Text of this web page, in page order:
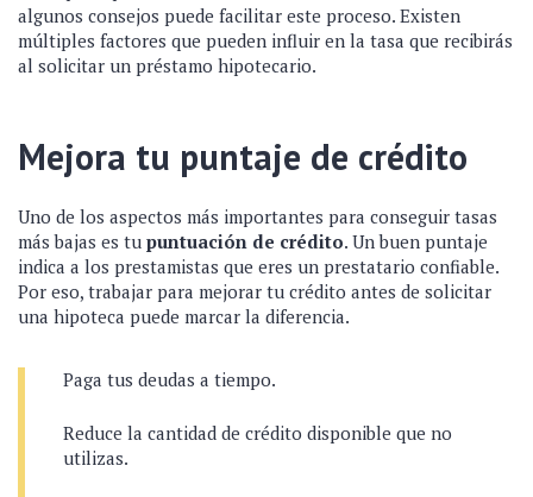
algunos consejos puede facilitar este proceso. Existen
múltiples factores que pueden influir en la tasa que recibirás
al solicitar un préstamo hipotecario.
Mejora tu puntaje de crédito
Uno de los aspectos más importantes para conseguir tasas
más bajas es tu puntuación de crédito. Un buen puntaje
indica a los prestamistas que eres un prestatario confiable.
Por eso, trabajar para mejorar tu crédito antes de solicitar
una hipoteca puede marcar la diferencia.
Paga tus deudas a tiempo.
Reduce la cantidad de crédito disponible que no
utilizas.